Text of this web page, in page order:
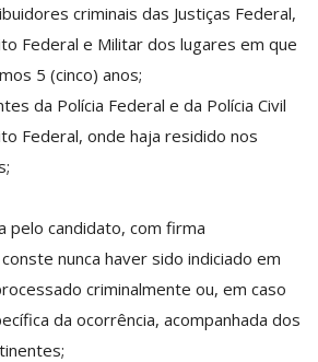
criminais das Justiças Federal,
Federal e Militar dos lugares em que
5 (cinco) anos;
da Polícia Federal e da Polícia Civil
Federal, onde haja residido nos
pelo candidato, com firma
nunca haver sido indiciado em
criminalmente ou, em caso
da ocorrência, acompanhada dos